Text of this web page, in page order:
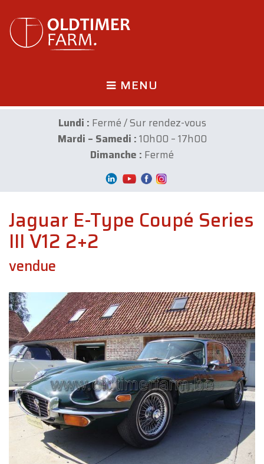
MENU
Lundi : Fermé / Sur rendez-vous
Mardi – Samedi :10h00 – 17h00
Dimanche : Fermé
Jaguar E-Type Coupé Series
III V12 2+2
vendue